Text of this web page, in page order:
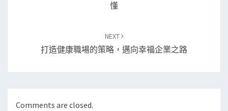
懂
NEXT
打造健康職場的策略，邁向幸福企業之路
Comments are closed.